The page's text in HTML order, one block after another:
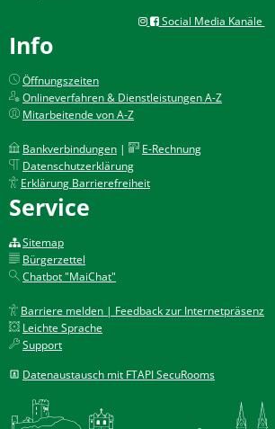
Social Media Kanäle
Info
Öffnungszeiten
Onlineverfahren & Dienstleistungen A-Z
Mitarbeitende von A-Z
Bankverbindungen |
E-Rechnung
Datenschutzerklärung
Erklärung Barrierefreiheit
Service
Sitemap
Bürgerzettel
Chatbot "MaiChat"
Barriere melden | Feedback zur Internetpräsenz
Leichte Sprache
Support
Datenaustausch mit FTAPI SecuRooms